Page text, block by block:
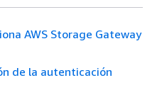
AWS Storage Gateway
de la autenticación